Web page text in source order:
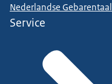
Nederlandse Gebarentaal
Service